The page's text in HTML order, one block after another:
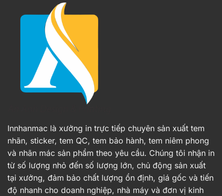
Innhanmac là xưởng in trực tiếp chuyên sản xuất tem
nhãn, sticker, tem QC, tem bảo hành, tem niêm phong
và nhãn mác sản phẩm theo yêu cầu. Chúng tôi nhận in
từ số lượng nhỏ đến số lượng lớn, chủ động sản xuất
tại xưởng, đảm bảo chất lượng ổn định, giá gốc và tiến
độ nhanh cho doanh nghiệp, nhà máy và đơn vị kinh